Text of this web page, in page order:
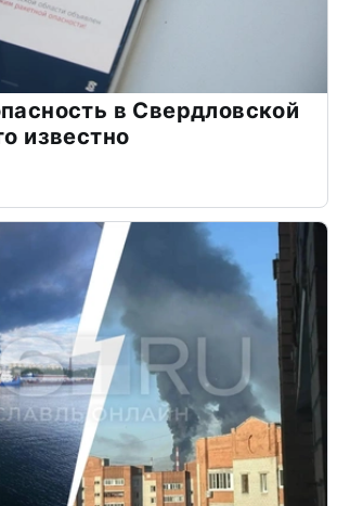
в Свердловской
известно